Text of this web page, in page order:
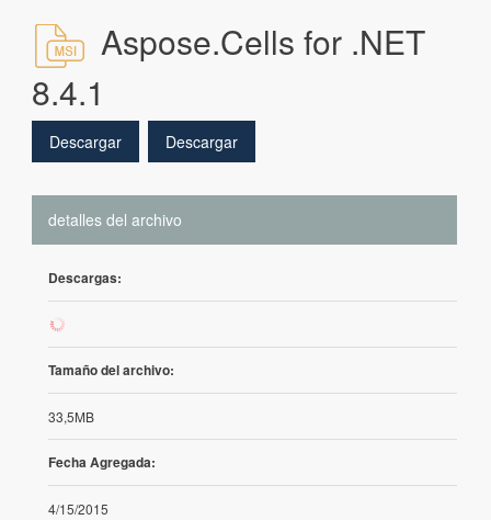
Aspose.Cells for .NET
8.4.1
Descargar Descargar
detalles del archivo
Descargas:
1052
Tamaño del archivo:
33,5MB
Fecha Agregada:
4/15/2015